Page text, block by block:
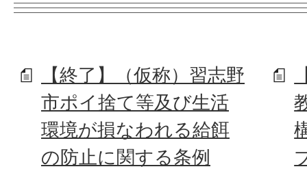
【終了】（仮称）習志野
市ポイ捨て等及び生活
環境が損なわれる給餌
の防止に関する条例